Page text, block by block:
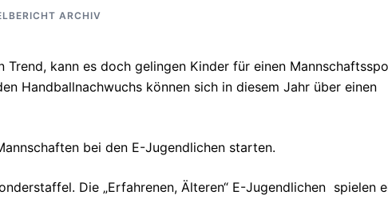
ARCHIV
Trend, kann es doch gelingen Kinder für einen
Handballnachwuchs können sich in diesem Jahr über einen
bei den E-Jugendlichen starten.
Die „Erfahrenen, Älteren“ E-Jugendlichen spielen